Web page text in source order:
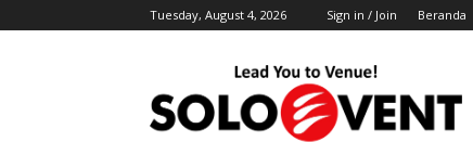
Tuesday, August 4, 2026 Sign in / Join Beranda